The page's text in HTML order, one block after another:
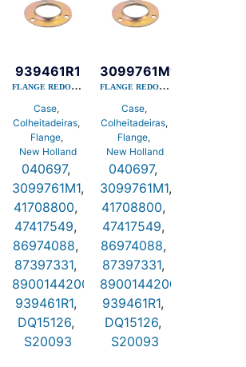
Case,
Colheitadeiras,
Flange,
New Holland
FLANGE REDONDA 03 FUROS QUADRADOS GE-30MM PF206
939461R1
040697,
3099761M1,
41708800,
47417549,
86974088,
87397331,
890014420030,
939461R1,
DQ15126,
S20093
Case,
Colheitadeiras,
Flange,
New Holland
FLANGE REDONDA 03 FUROS QUADRADOS GE-30MM PF206
3099761M1
040697,
3099761M1,
41708800,
47417549,
86974088,
87397331,
890014420030
939461R1,
DQ15126,
S20093